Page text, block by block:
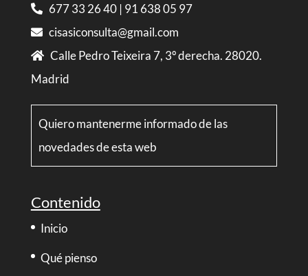
677 33 26 40| 91 638 05 97
cisasiconsulta@gmail.com
Calle Pedro Teixeira 7, 3º derecha. 28020.
Madrid
Quiero mantenerme informado de las
novedades de esta web
Contenido
Inicio
Qué pienso